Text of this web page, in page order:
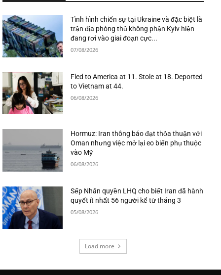
Tình hình chiến sự tại Ukraine và đặc biệt là
trận địa phòng thủ không phận Kyiv hiện
đang rơi vào giai đoạn cực...
07/08/2026
Fled to America at 11. Stole at 18. Deported
to Vietnam at 44.
06/08/2026
Hormuz: Iran thông báo đạt thỏa thuận với
Oman nhưng việc mở lại eo biển phụ thuộc
vào Mỹ
06/08/2026
Sếp Nhân quyền LHQ cho biết Iran đã hành
quyết ít nhất 56 người kể từ tháng 3
05/08/2026
Load more